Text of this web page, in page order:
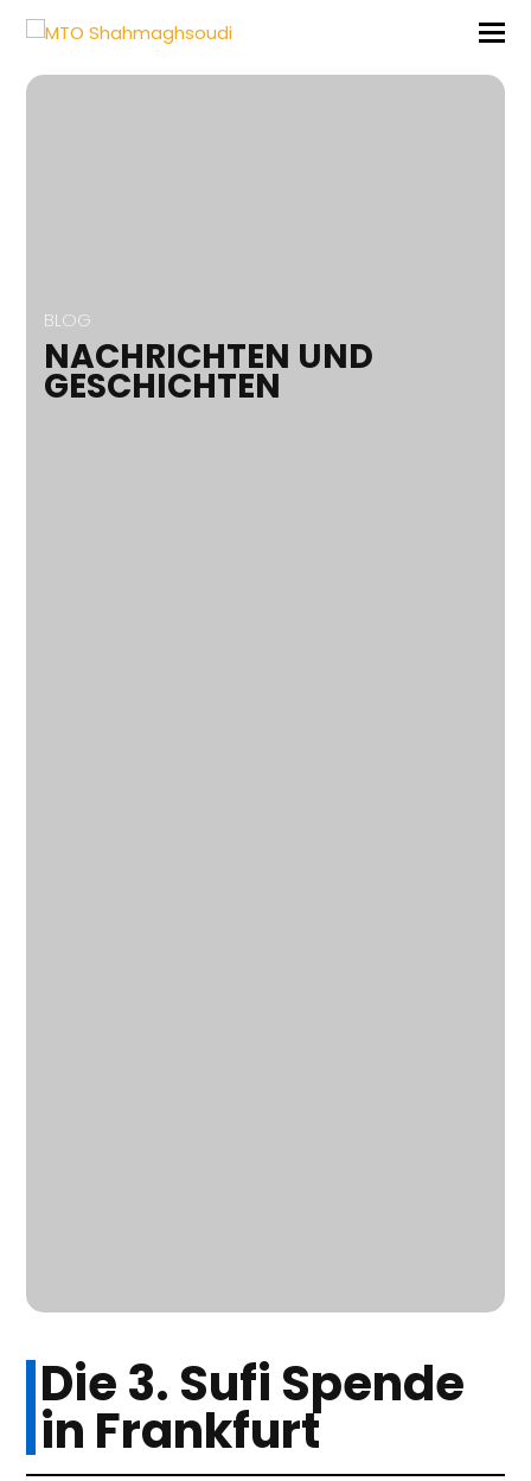
BLOG
NACHRICHTEN UND
GESCHICHTEN
Die 3. Sufi Spende
in Frankfurt